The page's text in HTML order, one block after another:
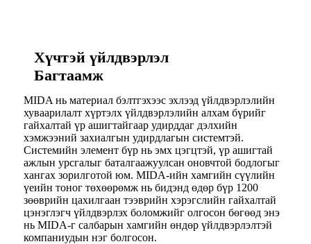
Хүчтэй үйлдвэрлэл
Багтаамж
MIDA нь материал бэлтгэхээс эхлээд үйлдвэрлэлийн
хуваарилалт хүртэлх үйлдвэрлэлийн алхам бүрийг
гайхалтай үр ашигтайгаар удирддаг дэлхийн
хэмжээний захиалгын удирдлагын системтэй.
Системийн элемент бүр нь эмх цэгцтэй, үр ашигтай
ажлын урсгалыг баталгаажуулсан оновчтой бодлогыг
хангах зорилготой юм. MIDA-ийн хамгийн сүүлийн
үеийн тоног төхөөрөмж нь бидэнд өдөр бүр 1200
зөөврийн цахилгаан тээврийн хэрэгслийн гайхалтай
цэнэглэгч үйлдвэрлэх боломжийг олгосон бөгөөд энэ
нь MIDA-г салбарын хамгийн өндөр үйлдвэрлэлтэй
компаниудын нэг болгосон.